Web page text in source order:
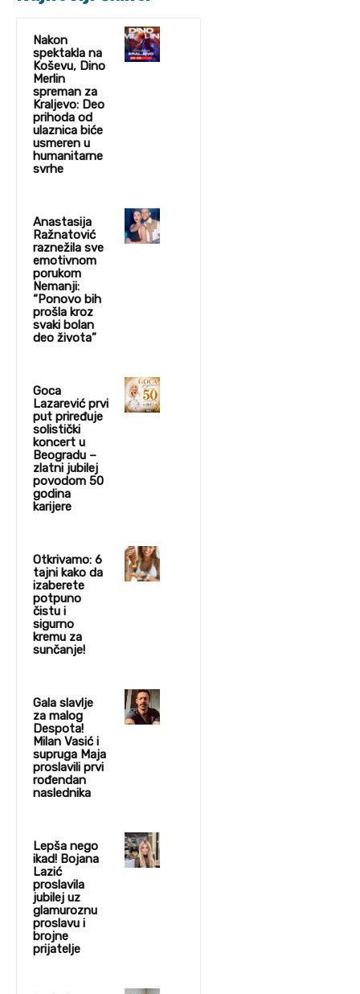
Nakon
spektakla na
Koševu, Dino
Merlin
spreman za
Kraljevo: Deo
prihoda od
ulaznica biće
usmeren u
humanitarne
svrhe
Anastasija
Ražnatović
raznežila sve
emotivnom
porukom
Nemanji:
“Ponovo bih
prošla kroz
svaki bolan
deo života”
Goca
Lazarević prvi
put priređuje
solistički
koncert u
Beogradu –
zlatni jubilej
povodom 50
godina
karijere
Otkrivamo: 6
tajni kako da
izaberete
potpuno
čistu i
sigurno
kremu za
sunčanje!
Gala slavlje
za malog
Despota!
Milan Vasić i
supruga Maja
proslavili prvi
rođendan
naslednika
Lepša nego
ikad! Bojana
Lazić
proslavila
jubilej uz
glamuroznu
proslavu i
brojne
prijatelje